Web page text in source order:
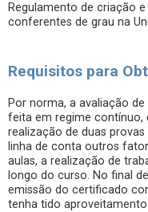
Regulamento de criação
conferentes de grau na
Requisitos para
Por norma, a avaliação
feita em regime contínuo,
realização de duas
linha de conta outros
aulas, a realização de
longo do curso. No final
emissão do certificado
tenha tido aproveitamento.